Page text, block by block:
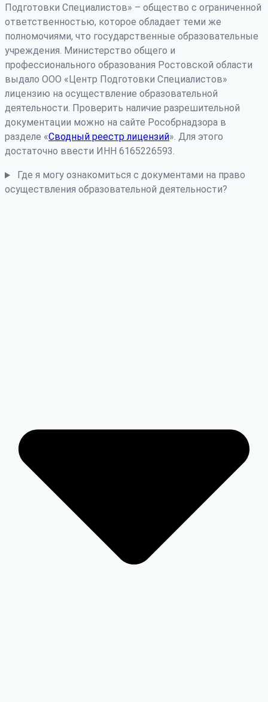
Подготовки Специалистов» – общество с ограниченной
ответственностью, которое обладает теми же
полномочиями, что государственные образовательные
учреждения. Министерство общего и
профессионального образования Ростовской области
выдало ООО «Центр Подготовки Специалистов»
лицензию на осуществление образовательной
деятельности. Проверить наличие разрешительной
документации можно на сайте Рособрнадзора в
разделе «Сводный реестр лицензий». Для этого
достаточно ввести ИНН 6165226593.
Где я могу ознакомиться с документами на право
осуществления образовательной деятельности?